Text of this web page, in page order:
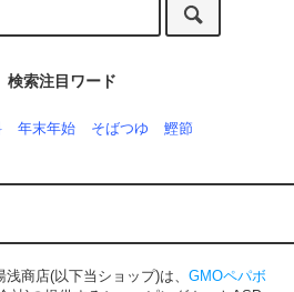
検索注目ワード
年末年始 そばつゆ 鰹節
商店(以下当ショップ)は、 GMOペパボ